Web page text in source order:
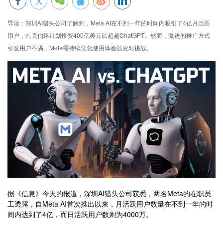
导读： 深圳AI猎头公司了解到，Meta AI在不到一年的时间内吸引了4亿月活跃
用户，扎克伯格计划投资400亿美元以超越ChatGPT。然而，激进的推广方式
引发用户不满，Meta需持续优化使用体验以应对挑战。
据《信息》今天的报道，深圳AI猎头公司获悉，两名Meta的在职员
工透露，自Meta AI首次推出以来，月活跃用户数量在不到一年的时
间内达到了4亿，而日活跃用户数则为4000万。